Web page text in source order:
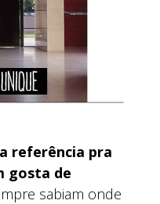
referência pra
gosta de
sabiam onde